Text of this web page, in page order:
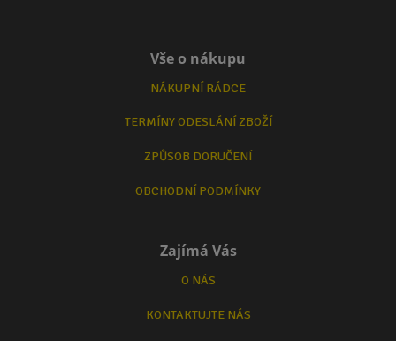
Vše o nákupu
NÁKUPNÍ RÁDCE
TERMÍNY ODESLÁNÍ ZBOŽÍ
ZPŮSOB DORUČENÍ
OBCHODNÍ PODMÍNKY
Zajímá Vás
O NÁS
KONTAKTUJTE NÁS